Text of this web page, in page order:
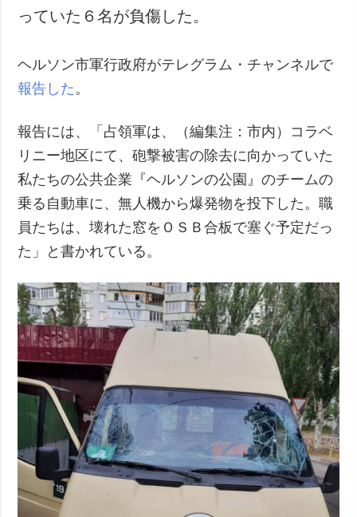
っていた６名が負傷した。
ヘルソン市軍行政府がテレグラム・チャンネルで
報告した 。
報告には、「占領軍は、（編集注：市内）コラベ
リニー地区にて、砲撃被害の除去に向かっていた
私たちの公共企業『ヘルソンの公園』のチームの
乗る自動車に、無人機から爆発物を投下した。職
員たちは、壊れた窓をＯＳＢ合板で塞ぐ予定だっ
た」と書かれている。